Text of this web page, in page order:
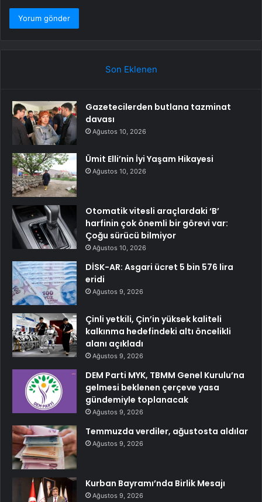
Son Eklenen
Gazetecilerden butlana tazminat
davası
Ağustos 10, 2026
Ümit Elli’nin İyi Yaşam Hikayesi
Ağustos 10, 2026
Otomatik vitesli araçlardaki ‘B’
harfinin çok önemli bir görevi var:
Çoğu sürücü bilmiyor
Ağustos 10, 2026
DİSK-AR: Asgari ücret 5 bin 576 lira
eridi
Ağustos 9, 2026
Çinli yetkili, Çin’in yüksek kaliteli
kalkınma hedefindeki altı öncelikli
alanı açıkladı
Ağustos 9, 2026
DEM Parti MYK, TBMM Genel Kurulu’na
gelmesi beklenen çerçeve yasa
gündemiyle toplanacak
Ağustos 9, 2026
Temmuzda verdiler, ağustosta aldılar
Ağustos 9, 2026
Kurban Bayramı’nda Birlik Mesajı
Ağustos 9, 2026